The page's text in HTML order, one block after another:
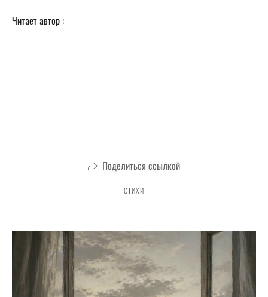
Читает автор :
Поделиться ссылкой
СТИХИ